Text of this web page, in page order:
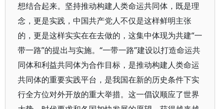
想结合起来。坚持推动构建人类命运共同体，既是理
念，更是实践，中国共产党人不仅是这样鲜明主张
的，更是这样实实在在去做的，这集中体现为共建“一
带一路”的提出与实施。“一带一路”建设以打造命运共
同体和利益共同体为合作目标，是推动构建人类命运
共同体的重要实践平台，是我国在新的历史条件下实
行全方位对外开放的重大举措。这一倡议顺应了世界